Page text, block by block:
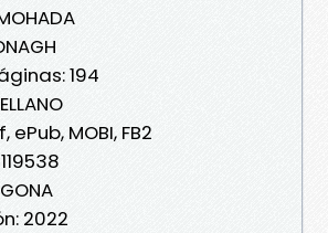
194
MOBI, FB2
2022